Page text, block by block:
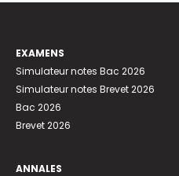
EXAMENS
Simulateur notes Bac 2026
Simulateur notes Brevet 2026
Bac 2026
Brevet 2026
ANNALES